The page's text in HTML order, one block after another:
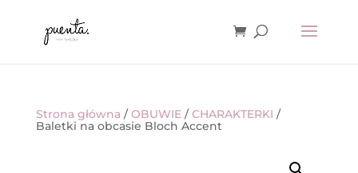
Strona główna /OBUWIE/CHARAKTERKI /
Baletki na obcasie Bloch Accent